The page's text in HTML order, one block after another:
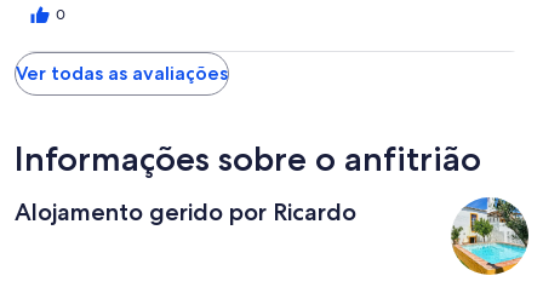
0
Ver todas as avaliações
Informações sobre o anfitrião
Alojamento gerido por Ricardo